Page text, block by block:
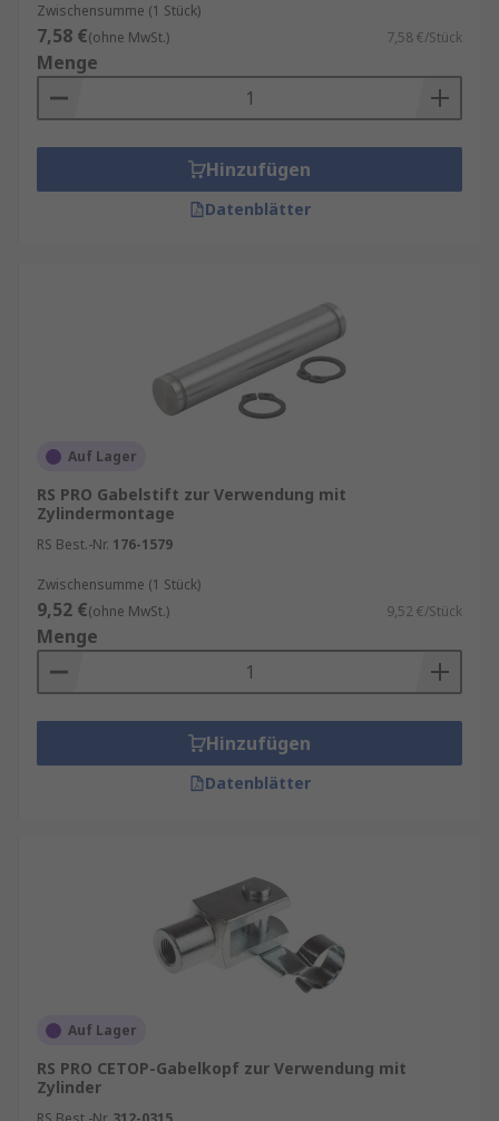
Zwischensumme (1 Stück)
7,58 €(ohne MwSt.) 7,58 €/Stück
Menge
Hinzufügen
Datenblätter
Auf Lager
RS PRO Gabelstift zur Verwendung mit
Zylindermontage
RS Best.-Nr. 176-1579
Zwischensumme (1 Stück)
9,52 €(ohne MwSt.) 9,52 €/Stück
Menge
Hinzufügen
Datenblätter
Auf Lager
RS PRO CETOP-Gabelkopf zur Verwendung mit
Zylinder